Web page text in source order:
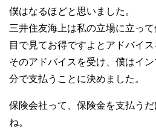
僕はなるほどと思いました。
三井住友海上は私の立場に立っ
目で見てお得ですよとアドバイス
そのアドバイスを受け、僕はイ
分で支払うことに決めました。
保険会社って、保険金を支払う
ね。